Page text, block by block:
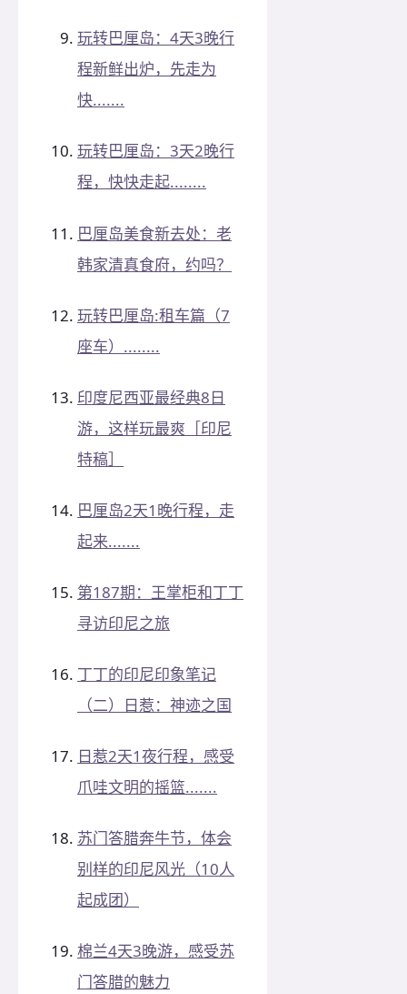
玩转巴厘岛：4天3晚行
程新鲜出炉，先走为
快.......
玩转巴厘岛：3天2晚行
程，快快走起........
巴厘岛美食新去处：老
韩家清真食府，约吗？
玩转巴厘岛:租车篇（7
座车）........
印度尼西亚最经典8日
游，这样玩最爽［印尼
特稿］
巴厘岛2天1晚行程，走
起来.......
第187期：王掌柜和丁丁
寻访印尼之旅
丁丁的印尼印象笔记
（二）日惹：神迹之国
日惹2天1夜行程，感受
爪哇文明的摇篮.......
苏门答腊奔牛节，体会
别样的印尼风光（10人
起成团）
棉兰4天3晚游，感受苏
门答腊的魅力